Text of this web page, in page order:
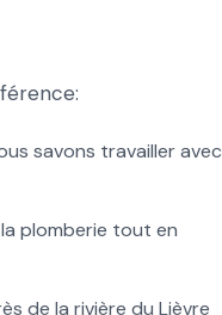
savons travailler avec
plomberie tout en
de la rivière du Lièvre